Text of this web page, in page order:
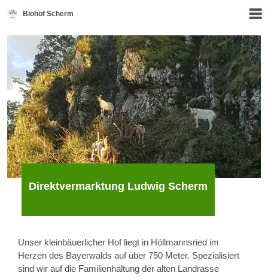
Biohof Scherm
Direktvermarktung Ludwig Scherm
Unser kleinbäuerlicher Hof liegt in Höllmannsried im
Herzen des Bayerwalds auf über 750 Meter. Spezialisiert
sind wir auf die Familienhaltung der alten Landrasse